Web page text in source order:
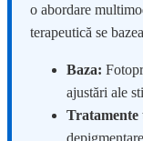
o abordare
terapeutică se
Baza:
ajustări ale
Tratamente